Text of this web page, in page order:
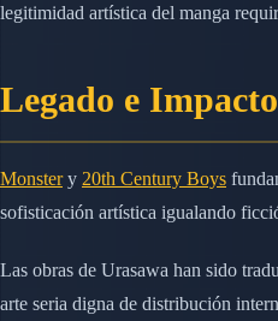
legitimidad artística del manga
Legado e
Monstery 20th Century Boys
sofisticación artística igualando
Las obras de Urasawa han sido
arte seria digna de distribución